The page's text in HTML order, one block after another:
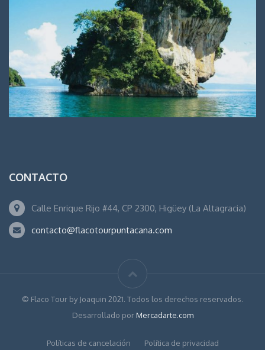
CONTACTO
Calle Enrique Rijo #44, CP 2300, Higüey (La Altagracia)
contacto@flacotourpuntacana.com
© Flaco Tour by Joaquin 2021. Todos los derechos reservados.
Desarrollado porMercadarte.com
Políticas de cancelación Política de privacidad